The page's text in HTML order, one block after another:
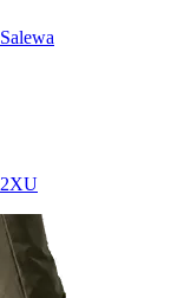
Salewa
2XU